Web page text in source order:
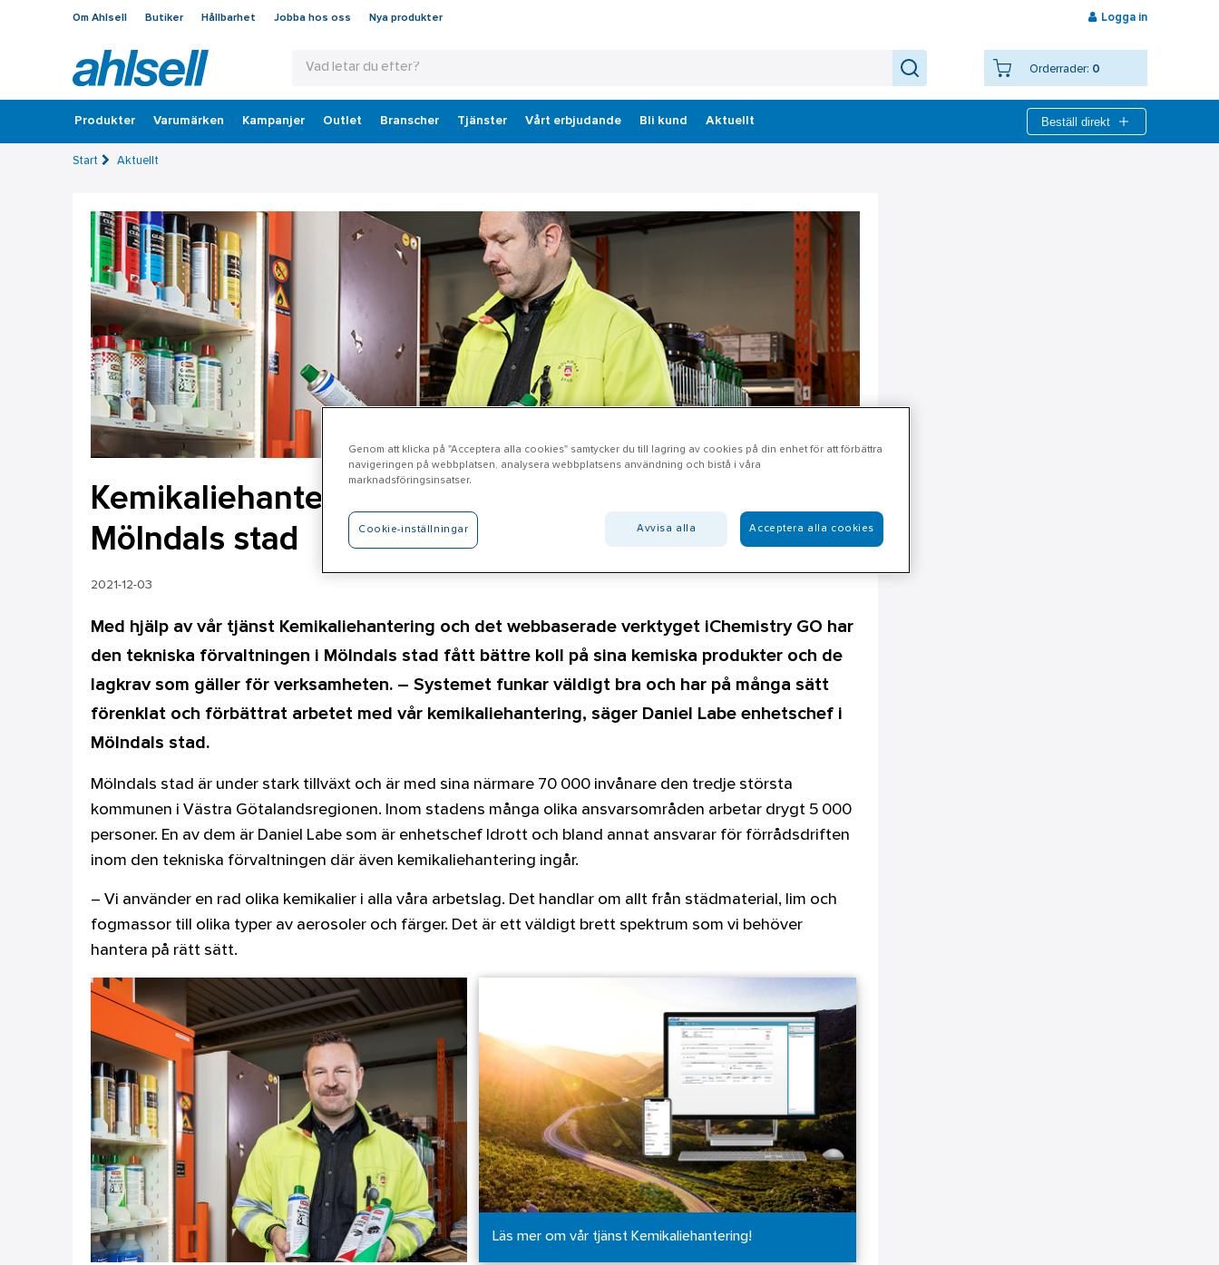
Om Ahlsell Butiker Hållbarhet Jobba hos oss Nya produkter Logga in
Orderrader: 0
Produkter Varumärken Kampanjer Outlet Branscher Tjänster Vårt erbjudande Bli kund Aktuellt Beställ direkt
Start Aktuellt
Kemikaliehanteringssystemet underlättar för
Mölndals stad
2021-12-03
Med hjälp av vår tjänst Kemikaliehantering och det webbaserade verktyget iChemistry GO har
den tekniska förvaltningen i Mölndals stad fått bättre koll på sina kemiska produkter och de
lagkrav som gäller för verksamheten. – Systemet funkar väldigt bra och har på många sätt
förenklat och förbättrat arbetet med vår kemikaliehantering, säger Daniel Labe enhetschef i
Mölndals stad.
Mölndals stad är under stark tillväxt och är med sina närmare 70 000 invånare den tredje största
kommunen i Västra Götalandsregionen. Inom stadens många olika ansvarsområden arbetar drygt 5 000
personer. En av dem är Daniel Labe som är enhetschef Idrott och bland annat ansvarar för förrådsdriften
inom den tekniska förvaltningen där även kemikaliehantering ingår.
– Vi använder en rad olika kemikalier i alla våra arbetslag. Det handlar om allt från städmaterial, lim och
fogmassor till olika typer av aerosoler och färger. Det är ett väldigt brett spektrum som vi behöver
hantera på rätt sätt.
Läs mer om vår tjänst Kemikaliehantering!
Genom att klicka på "Acceptera alla cookies" samtycker du till lagring av cookies på din enhet för att förbättra
navigeringen på webbplatsen, analysera webbplatsens användning och bistå i våra
marknadsföringsinsatser.
Cookie-inställningar Avvisa alla Acceptera alla cookies